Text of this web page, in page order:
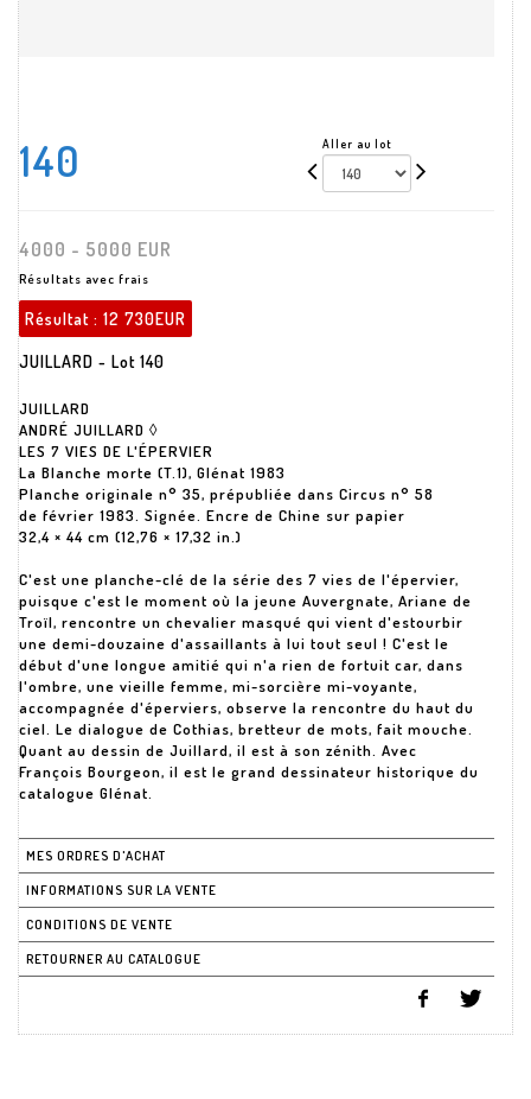
140 Aller au lot
4000 - 5000 EUR
Résultats avec frais
Résultat : 12 730EUR
JUILLARD - Lot 140
JUILLARD
ANDRÉ JUILLARD ◊
LES 7 VIES DE L'ÉPERVIER
La Blanche morte (T.1), Glénat 1983
Planche originale n° 35, prépubliée dans Circus n° 58
de février 1983. Signée. Encre de Chine sur papier
32,4 × 44 cm (12,76 × 17,32 in.)
C'est une planche-clé de la série des 7 vies de l'épervier,
puisque c'est le moment où la jeune Auvergnate, Ariane de
Troïl, rencontre un chevalier masqué qui vient d'estourbir
une demi-douzaine d'assaillants à lui tout seul ! C'est le
début d'une longue amitié qui n'a rien de fortuit car, dans
l'ombre, une vieille femme, mi-sorcière mi-voyante,
accompagnée d'éperviers, observe la rencontre du haut du
ciel. Le dialogue de Cothias, bretteur de mots, fait mouche.
Quant au dessin de Juillard, il est à son zénith. Avec
François Bourgeon, il est le grand dessinateur historique du
catalogue Glénat.
MES ORDRES D'ACHAT
INFORMATIONS SUR LA VENTE
CONDITIONS DE VENTE
RETOURNER AU CATALOGUE